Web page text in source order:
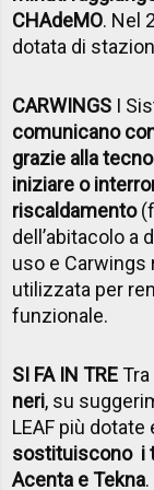
CHAdeMO. Nel
dotata di
CARWINGS I
comunicano
grazie alla
iniziare o
riscaldamento
dell’abitacolo a
uso e Carwings
utilizzata per
funzionale.
SI FA IN TRE
neri, su
LEAF più dotate
sostituiscono i
Acenta e Tekna